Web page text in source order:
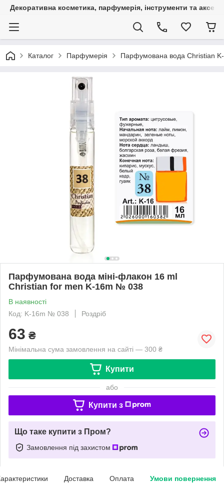
Декоративна косметика, парфумерія, інструменти та
Каталог Парфумерія Парфумована вода Christian
Парфумована вода міні-флакон 16 ml
Christian for men K-16m № 038
В наявності
Код: K-16m № 038
Роздріб
63 ₴
Мінімальна сума замовлення на сайті — 300 ₴
Купити
або
Купити з
Що таке купити з Пром?
Замовлення під захистом
Доставка Оплата Умови повернення